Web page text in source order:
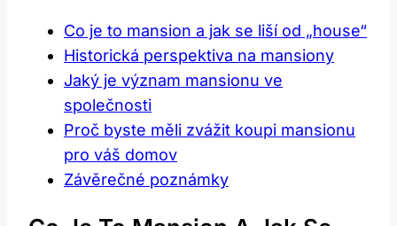
Co je to mansion a jak se liší od „house“
Historická perspektiva na mansiony
Jaký je význam mansionu ve
společnosti
Proč byste měli zvážit koupi mansionu
pro váš domov
Závěrečné poznámky